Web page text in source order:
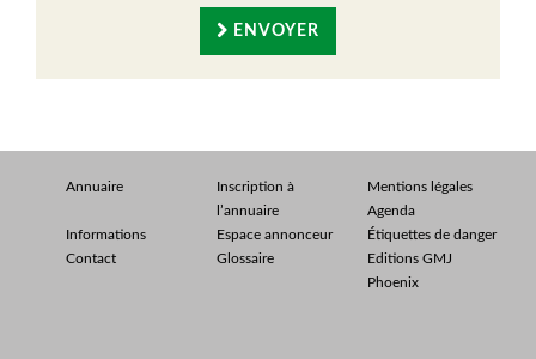
ENVOYER
Annuaire
Inscription à
l’annuaire
Mentions légales
Agenda
Informations
Espace annonceur
Étiquettes de danger
Contact
Glossaire
Editions GMJ
Phoenix